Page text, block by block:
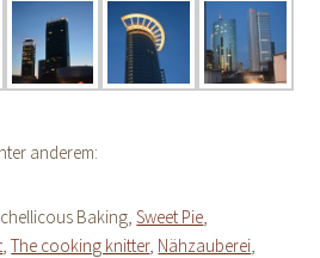
anderem:
Baking,Sweet Pie
,The cooking knitter, Nähzauberei